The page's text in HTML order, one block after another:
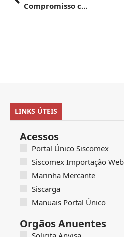
Compromisso com o controle sanitário e fortalecimento das relações garantem oportunidade para o agro brasileiro, diz Fávaro
LINKS ÚTEIS
Acessos
Portal Único Siscomex
Siscomex Importação Web
Marinha Mercante
Siscarga
Manuais Portal Único
Orgãos Anuentes